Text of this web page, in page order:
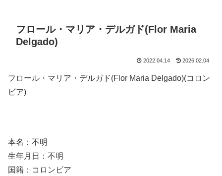
フロール・マリア・デルガド(Flor Maria
Delgado)
2022.04.14 2026.02.04
フロール・マリア・デルガド(Flor Maria Delgado)(コロン
ビア)
本名：不明
生年月日：不明
国籍：コロンビア